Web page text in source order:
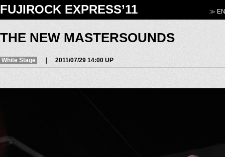
FUJIROCK EXPRESS’11 ≫
THE NEW MASTERSOUNDS
White Stage ｜ 2011/07/29 14:00 UP